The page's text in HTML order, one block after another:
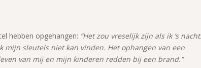
hebben opgehangen: “Het zou vreselijk zijn als ik ’s
sleutels niet kan vinden. Het ophangen van een
van mij en mijn kinderen redden bij een brand.”